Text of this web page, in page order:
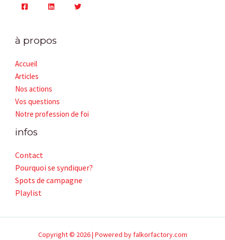
à propos
Accueil
Articles
Nos actions
Vos questions
Notre profession de foi
infos
Contact
Pourquoi se syndiquer?
Spots de campagne
Playlist
Copyright © 2026 | Powered by falkorfactory.com